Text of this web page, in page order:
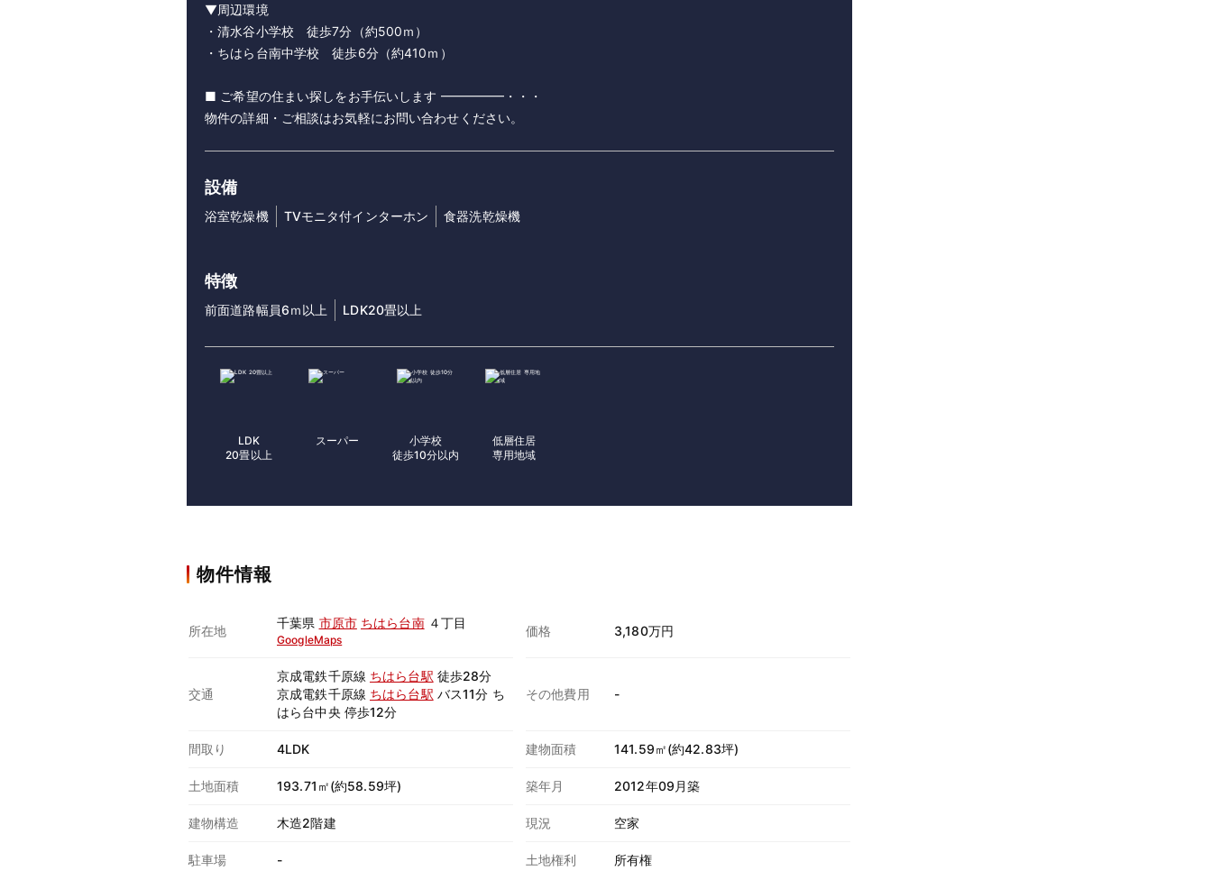
▼周辺環境
・清水谷小学校 徒歩7分（約500ｍ）
・ちはら台南中学校 徒歩6分（約410ｍ）
■ ご希望の住まい探しをお手伝いします ━━━━━・・・
物件の詳細・ご相談はお気軽にお問い合わせください。
設備
浴室乾燥機 TVモニタ付インターホン 食器洗乾燥機
特徴
前面道路幅員6ｍ以上 LDK20畳以上
LDK
20畳以上
スーパー
小学校
徒歩10分以内
低層住居
専用地域
物件情報
所在地
千葉県 市原市 ちはら台南 ４丁目
GoogleMaps
価格 3,180万円
交通
京成電鉄千原線 ちはら台駅 徒歩28分
京成電鉄千原線 ちはら台駅 バス11分 ち
はら台中央 停歩12分
その他費用 -
間取り 4LDK 建物面積 141.59㎡(約42.83坪)
土地面積 193.71㎡(約58.59坪) 築年月 2012年09月築
建物構造 木造2階建 現況 空家
駐車場 - 土地権利 所有権